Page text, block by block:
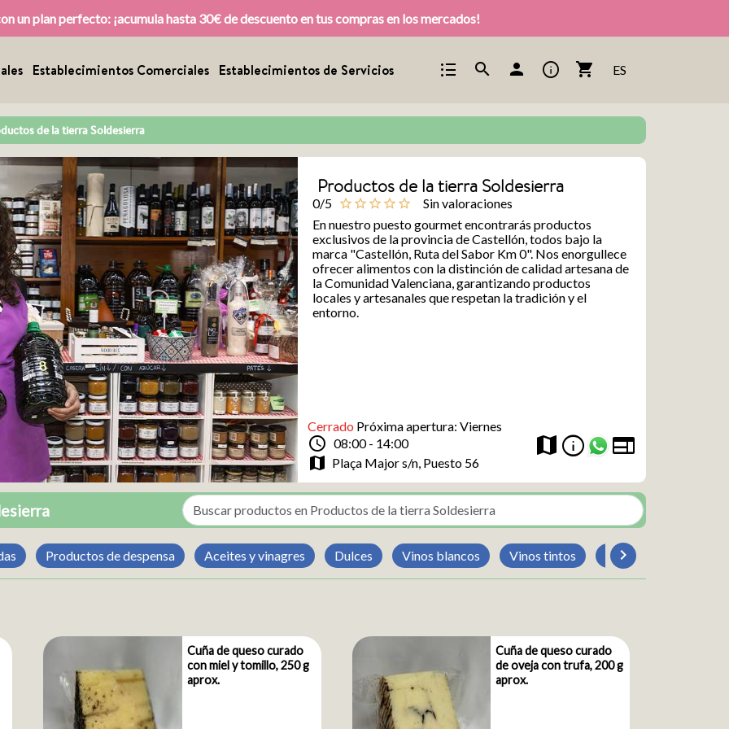
un plan perfecto: ¡acumula hasta 30€ de descuento en tus compras en los mercados!
Establecimientos Comerciales Establecimientos de Servicios format_list_bulleted search person info shopping_cart ES
de la tierra Soldesierra
Productos de la tierra Soldesierra
0/5 star_outline star_outline star_outline star_outline star_outline
Sin valoraciones
En nuestro puesto gourmet encontrarás productos
exclusivos de la provincia de Castellón, todos bajo la
marca "Castellón, Ruta del Sabor Km 0". Nos enorgullece
ofrecer alimentos con la distinción de calidad artesana de
la Comunidad Valenciana, garantizando productos
locales y artesanales que respetan la tradición y el
entorno.
Cerrado Próxima apertura: Viernes
schedule 08:00 - 14:00
map Plaça Major s/n, Puesto 56
map info web
Productos de despensa Aceites y vinagres Dulces Vinos blancos Vinos tintos Licores
chevron_rightt
Cuña de queso curado
con miel y tomillo, 250 g
aprox.
Cuña de queso curado
de oveja con trufa, 200 g
aprox.